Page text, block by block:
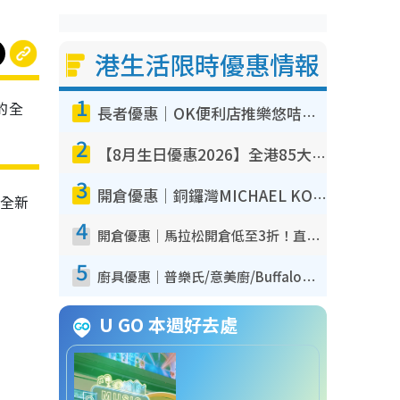
全
新
港生活限時優惠情報
1 長者優惠｜OK便利店推樂悠咭優惠！買麵包/牛奶/保健品拍卡即減
2 【8月生日優惠2026】全港85大食買玩著數攻略 自助餐/火鍋放題同行免費＋誠品/DONKI送現金券
3 開倉優惠｜銅鑼灣MICHAEL KORS開倉低至17折！直擊$500起買手袋/銀包/鞋款 必買經典Jet Set系列
4 開倉優惠｜馬拉松開倉低至3折！直擊$99起買adidas／New Balance／Puma鞋款 STANLEY保溫杯劈價至$119起
5 廚具優惠｜普樂氏/意美廚/Buffalo廚具低至3折！$89起買煎鍋／炒鑊／個人鍋 同場小家電激減至$99起
U GO 本週好去處